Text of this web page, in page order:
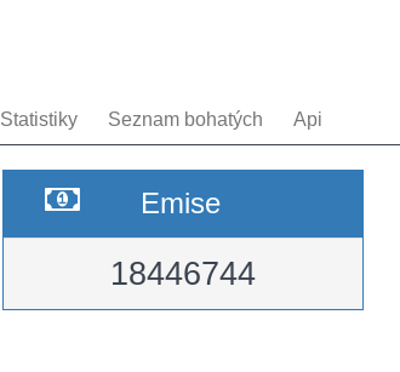
Statistiky Seznam bohatých Api
Emise
18446744